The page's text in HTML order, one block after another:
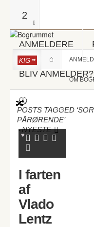
2
ANMELDERE
BLIV ANMELDER?
KIG
OM
POSTS TAGGED
PÅRØRENDE’
-NYESTE
I farten
af
Vlado
Lentz